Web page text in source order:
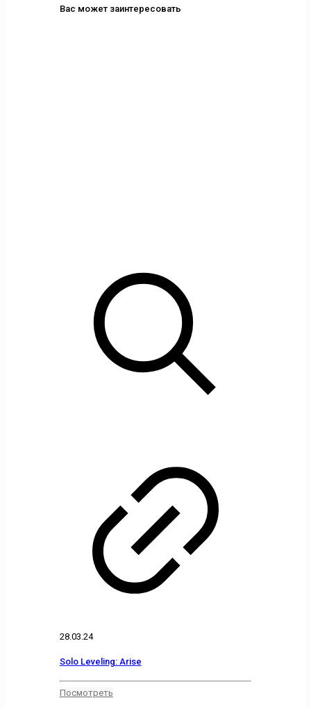
Вас может заинтересовать
28.03.24
Solo Leveling: Arise
Посмотреть